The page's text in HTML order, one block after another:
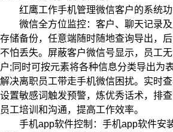
红鹰工作手机管理微信客户的系统功
微信全方位监控：客户、聊天记录及
存储备份，任意端随时随地查询导出，后
不怕丢失。屏蔽客户微信号显示，员工
户;同时可按元素将各种信息分类导出为
解决离职员工带走手机微信困扰。实时查
设置敏感词触发预警，炼优秀话术，排
员工培训和沟通，提高工作效率。
手机app软件控制：手机app软件安